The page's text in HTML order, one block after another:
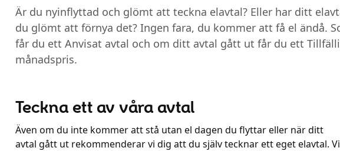
Är du nyinflyttad och glömt att teckna elavtal? Eller har ditt
du glömt att förnya det? Ingen fara, du kommer att få el ändå.
får du ett Anvisat avtal och om ditt avtal gått ut får du ett
månadspris.
Teckna ett av våra avtal
Även om du inte kommer att stå utan el dagen du flyttar eller när ditt
avtal gått ut rekommenderar vi dig att du själv tecknar ett eget elavtal. Vi